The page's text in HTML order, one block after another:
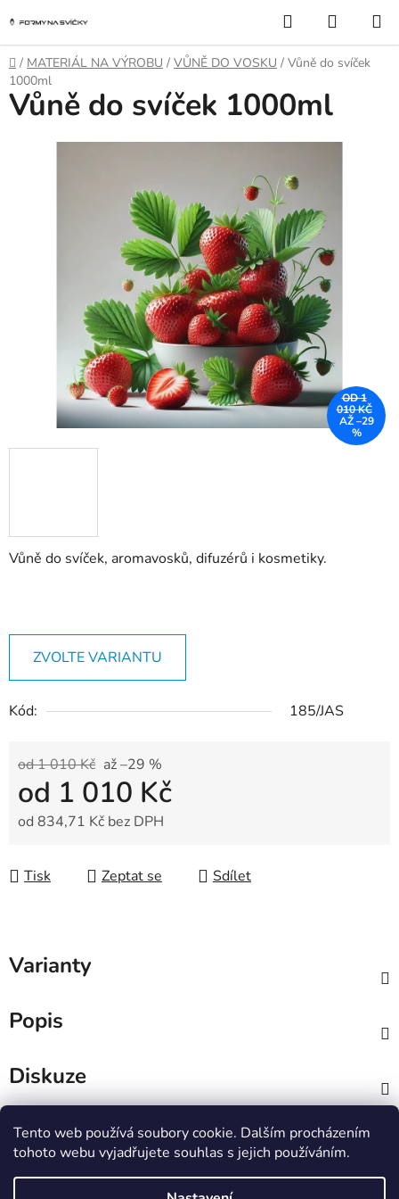
Tento web používá soubory cookie. Dalším procházením
tohoto webu vyjadřujete souhlas s jejich používáním.
na
obsah
Hledat
KOŠÍK
Domů
/ MATERIÁL NA VÝROBU / VŮNĚ DO VOSKU / Vůně do svíček
1000ml
Vůně do svíček, aromavosků, difuzérů i kosmetiky.
ZVOLTE VARIANTU
Kód: 185/JAS
od 1 010 Kč až –29 %
od 1 010 Kč
od 834,71 Kč bez DPH
Tisk
Zeptat se Sdílet
Vůně do svíček 1000ml
OD 1
010 KČ
AŽ –29
%
Varianty
Popis
Diskuze
Dekorativní svíčky Přírodní kosmetika
Šumivky do koupele